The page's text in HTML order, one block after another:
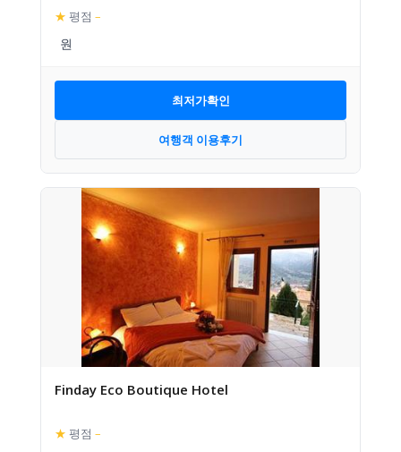
★ 평점 –
최저가확인
여행객 이용후기
Finday Eco Boutique Hotel
★ 평점 –